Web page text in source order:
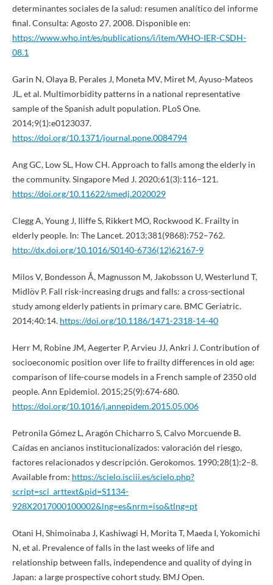
determinantes sociales de la salud: resumen analítico del informe
final. Consulta: Agosto 27, 2008. Disponible en:
https://www.who.int/es/publications/i/item/WHO-IER-CSDH-
08.1
Garin N, Olaya B, Perales J, Moneta MV, Miret M, Ayuso-Mateos
JL, et al. Multimorbidity patterns in a national representative
sample of the Spanish adult population. PLoS One.
2014;9(1):e0123037.
https://doi.org/10.1371/journal.pone.0084794
Ang GC, Low SL, How CH. Approach to falls among the elderly in
the community. Singapore Med J. 2020;61(3):116–121.
https://doi.org/10.11622/smedj.2020029
Clegg A, Young J, Iliffe S, Rikkert MO, Rockwood K. Frailty in
elderly people. In: The Lancet. 2013;381(9868):752–762.
http://dx.doi.org/10.1016/S0140-6736(12)62167-9
Milos V, Bondesson Å, Magnusson M, Jakobsson U, Westerlund T,
Midlöv P. Fall risk-increasing drugs and falls: a cross-sectional
study among elderly patients in primary care. BMC Geriatric.
2014;40:14. https://doi.org/10.1186/1471-2318-14-40
Herr M, Robine JM, Aegerter P, Arvieu JJ, Ankri J. Contribution of
socioeconomic position over life to frailty differences in old age:
comparison of life-course models in a French sample of 2350 old
people. Ann Epidemiol. 2015;25(9):674-680.
https://doi.org/10.1016/j.annepidem.2015.05.006
Petronila Gómez L, Aragón Chicharro S, Calvo Morcuende B.
Caídas en ancianos institucionalizados: valoración del riesgo,
factores relacionados y descripción. Gerokomos. 1990;28(1):2–8.
Available from: https://scielo.isciii.es/scielo.php?
script=sci_arttext&pid=S1134-
928X2017000100002&lng=es&nrm=iso&tlng=pt
Otani H, Shimoinaba J, Kashiwagi H, Morita T, Maeda I, Yokomichi
N, et al. Prevalence of falls in the last weeks of life and
relationship between falls, independence and quality of dying in
Japan: a large prospective cohort study. BMJ Open.